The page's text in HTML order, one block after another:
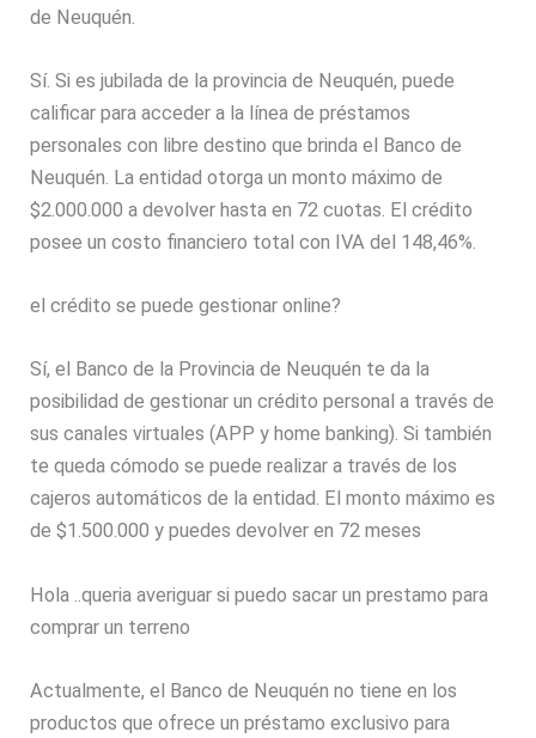
de Neuquén.
Sí. Si es jubilada de la provincia de Neuquén, puede
calificar para acceder a la línea de préstamos
personales con libre destino que brinda el Banco de
Neuquén. La entidad otorga un monto máximo de
$2.000.000 a devolver hasta en 72 cuotas. El crédito
posee un costo financiero total con IVA del 148,46%.
el crédito se puede gestionar online?
Sí, el Banco de la Provincia de Neuquén te da la
posibilidad de gestionar un crédito personal a través de
sus canales virtuales (APP y home banking). Si también
te queda cómodo se puede realizar a través de los
cajeros automáticos de la entidad. El monto máximo es
de $1.500.000 y puedes devolver en 72 meses
Hola ..queria averiguar si puedo sacar un prestamo para
comprar un terreno
Actualmente, el Banco de Neuquén no tiene en los
productos que ofrece un préstamo exclusivo para